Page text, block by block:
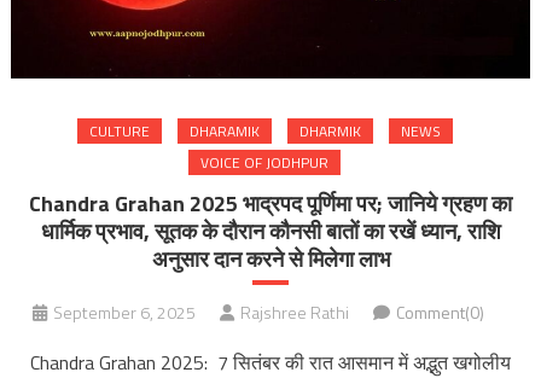
CULTURE DHARAMIK DHARMIK
NEWS
VOICE OF JODHPUR
Chandra Grahan 2025 भाद्रपद पूर्णिमा पर; जानिये ग्रहण का
धार्मिक प्रभाव, सूतक के दौरान कौनसी बातों का रखें ध्यान, राशि
अनुसार दान करने से मिलेगा लाभ
September 6, 2025 Rajshree Rathi Comment(0)
Chandra Grahan 2025: 7 सितंबर की रात आसमान में अद्भुत खगोलीय